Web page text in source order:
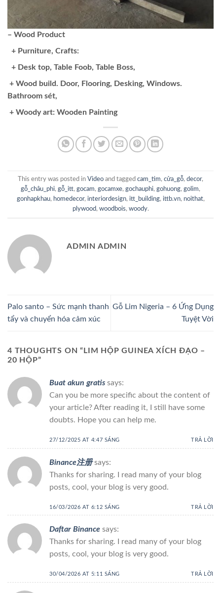
– Wood Product
+ Purniture, Crafts:
+ Desk top, Table Foob, Table Boss,
+ Wood build. Door, Flooring, Desking, Windows.
Bathroom sét,
+ Woody art: Wooden Painting
This entry was posted in Video and tagged cam_tim, cửa_gỗ, decor,
gỗ_châu_phi, gỗ_itt, gocam, gocamxe, gochauphi, gohuong, golim,
gonhapkhau, homedecor, interiordesign, itt_building, ittb.vn, noithat,
plywood, woodbois, woody.
ADMIN ADMIN
Palo santo – Sức mạnh thanh
tẩy và chuyển hóa cảm xúc
Gỗ Lim Nigeria – 6 Ứng Dụng
Tuyệt Vời
4 THOUGHTS ON “ LIM HỘP GUINEA XÍCH ĐẠO –
20 HỘP”
Buat akun gratis says:
Can you be more specific about the content of
your article? After reading it, I still have some
doubts. Hope you can help me.
27/12/2025 AT 4:47 SÁNG TRẢ LỜI
Binance注册 says:
Thanks for sharing. I read many of your blog
posts, cool, your blog is very good.
16/03/2026 AT 6:12 SÁNG TRẢ LỜI
Daftar Binance says:
Thanks for sharing. I read many of your blog
posts, cool, your blog is very good.
30/04/2026 AT 5:11 SÁNG TRẢ LỜI